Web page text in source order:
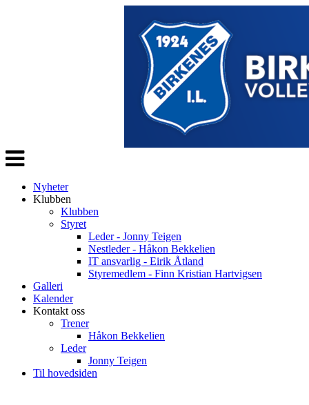
Veksle
navigasjon
Nyheter
Klubben
Klubben
Styret
Leder - Jonny Teigen
Nestleder - Håkon Bekkelien
IT ansvarlig - Eirik Åtland
Styremedlem - Finn Kristian Hartvigsen
Galleri
Kalender
Kontakt oss
Trener
Håkon Bekkelien
Leder
Jonny Teigen
Til hovedsiden